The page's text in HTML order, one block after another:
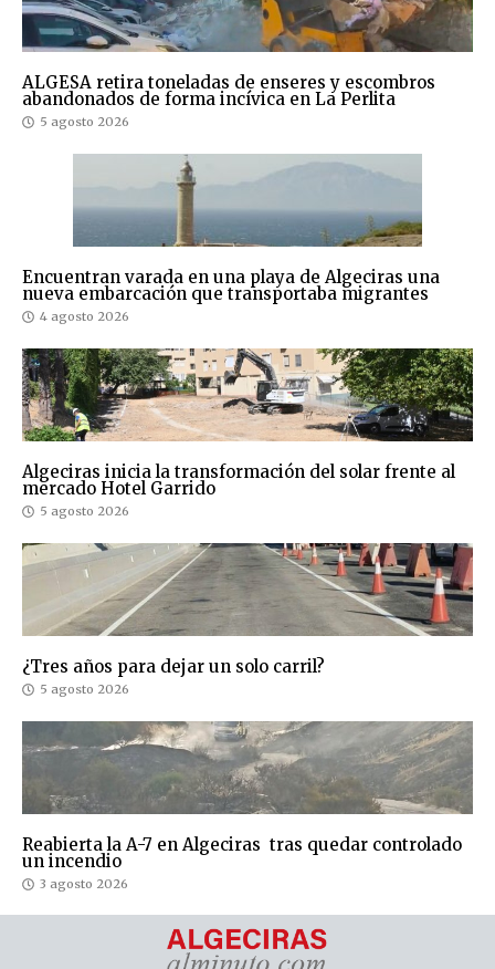
ALGESA retira toneladas de enseres y escombros
abandonados de forma incívica en La Perlita
5 agosto 2026
Encuentran varada en una playa de Algeciras una
nueva embarcación que transportaba migrantes
4 agosto 2026
Algeciras inicia la transformación del solar frente al
mercado Hotel Garrido
5 agosto 2026
¿Tres años para dejar un solo carril?
5 agosto 2026
Reabierta la A-7 en Algeciras tras quedar controlado
un incendio
3 agosto 2026